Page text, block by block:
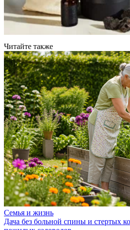
Читайте также
Семья и жизнь
Дача без больной спины и стертых